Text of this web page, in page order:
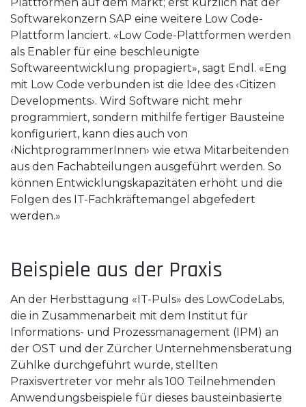
Softwarekonzern SAP eine weitere Low Code-
Plattform lanciert. «Low Code-Plattformen werden
als Enabler für eine beschleunigte
Softwareentwicklung propagiert», sagt Endl. «Eng
mit Low Code verbunden ist die Idee des ‹Citizen
Developments›. Wird Software nicht mehr
programmiert, sondern mithilfe fertiger Bausteine
konfiguriert, kann dies auch von
‹NichtprogrammerInnen› wie etwa Mitarbeitenden
aus den Fachabteilungen ausgeführt werden. So
können Entwicklungskapazitäten erhöht und die
Folgen des IT-Fachkräftemangel abgefedert
werden.»
Beispiele aus der Praxis
An der Herbsttagung «IT-Puls» des LowCodeLabs,
die in Zusammenarbeit mit dem Institut für
Informations- und Prozessmanagement (IPM) an
der OST und der Zürcher Unternehmensberatung
Zühlke durchgeführt wurde, stellten
Praxisvertreter vor mehr als 100 Teilnehmenden
Anwendungsbeispiele für dieses bausteinbasierte